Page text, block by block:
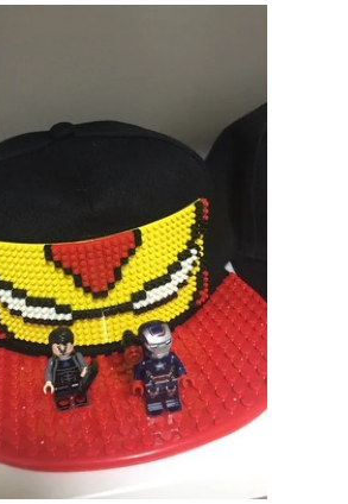
купон на скидку 50₽ за
100₽ за отзыв с фото.
менее 50 символов) о товаре
с обязательным
и даты заказа в нашем магазине
скидку 150₽
и розыгрышах в нашей
призы!